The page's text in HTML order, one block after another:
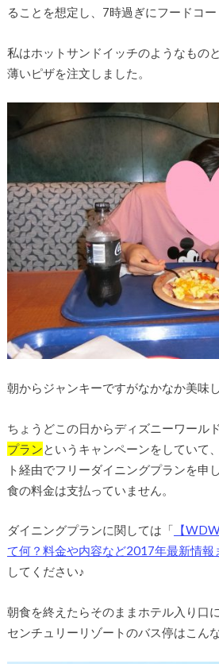
ることを想定し、7時過ぎにフードコー
私はホットサンドイッチのようなもの
薄いピザを注文しました。
朝からジャンキーですがなかなか美味
ちょうどこの日からディズニーワール
プランというキャンペーンをしていて
ト経由でフリーダイニングプランを申
食の料金は支払っていません。
ダイニングプランに関しては「 【
て何？料金や内容など2017年最新情報
してください♪
朝食を終えたらそのままホテル入り口
センチュリーリゾートのバス停はこん